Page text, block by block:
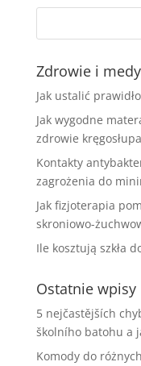
Zdrowie i
Jak ustalić
Jak wygodne
zdrowie kręgosłupa
Kontakty
zagrożenia do
Jak fizjoterapia
skroniowo-
Ile kosztują szkła
Ostatnie wpisy
5 nejčastějších
školního batohu a
Komody do